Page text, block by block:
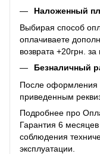
Наложенный
Выбирая способ
оплачиваете
возврата +20грн. за
Безналичный
После оформления
приведенным
Подробнее про
Гарантия 6
соблюдения
эксплуатации.